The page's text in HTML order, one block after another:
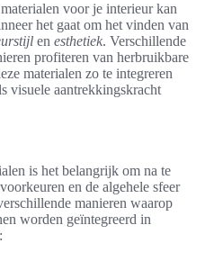
voor je interieur kan
het gaat om het vinden van
en esthetiek. Verschillende
profiteren van herbruikbare
materialen zo te integreren
visuele aantrekkingskracht
is het belangrijk om na te
en de algehele sfeer
manieren waarop
worden geïntegreerd in